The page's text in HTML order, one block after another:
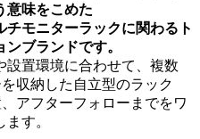
意味をこめた
チモニターラックに関わるト
ブランドです。
設置環境に合わせて、複数
収納した自立型のラック
アフターフォローまでをワ
す。